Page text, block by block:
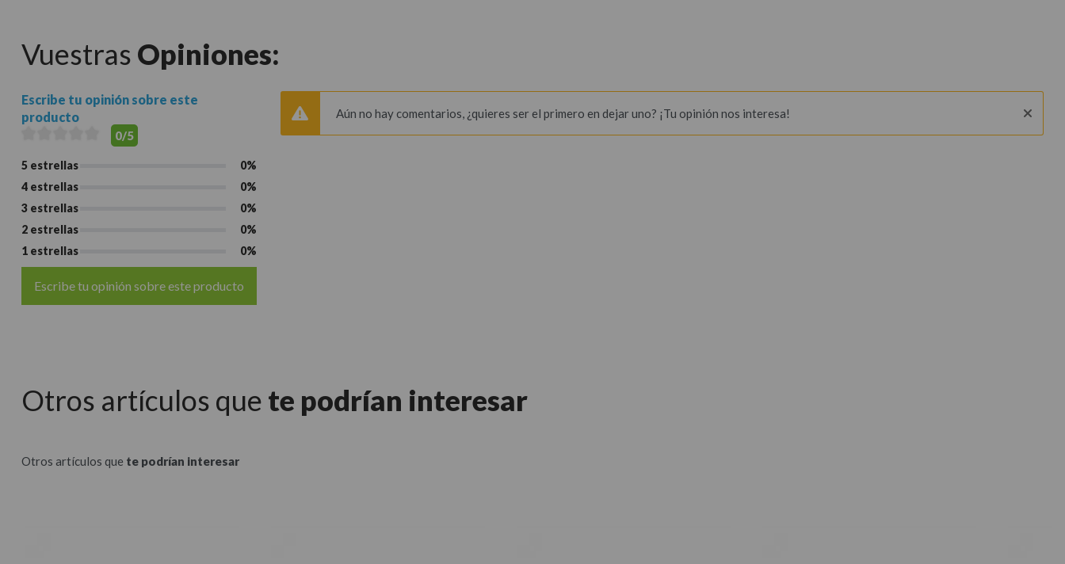
Vuestras Opiniones:
Escribe tu opinión sobre este
producto
0/5
5 estrellas
0%
4 estrellas
0%
3 estrellas
0%
2 estrellas
0%
1 estrellas
0%
Escribe tu opinión sobre este producto
Aún no hay comentarios, ¿quieres ser el primero en dejar uno? ¡Tu opinión nos interesa!
Otros artículos que te podrían interesar
Otros artículos que te podrían interesar